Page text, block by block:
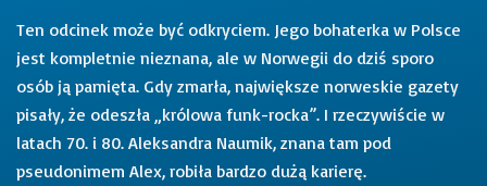
Ten odcinek może być odkryciem. Jego bohaterka w Polsce
jest kompletnie nieznana, ale w Norwegii do dziś sporo
osób ją pamięta. Gdy zmarła, największe norweskie gazety
pisały, że odeszła „królowa funk-rocka”. I rzeczywiście w
latach 70. i 80. Aleksandra Naumik, znana tam pod
pseudonimem Alex, robiła bardzo dużą karierę.